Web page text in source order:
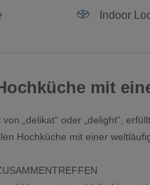
Indoor
mit
„delikat“ oder „delight“,
Hochküche mit einer